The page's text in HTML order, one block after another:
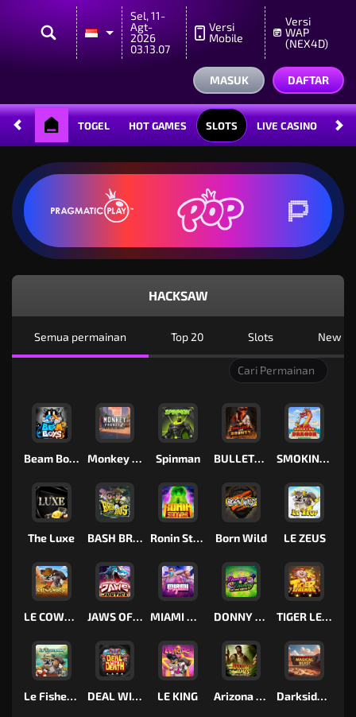
Sel, 11-
Agt-
2026
03.13.07
Versi
Mobile
Versi
WAP
(NEX4D)
MASUK DAFTAR
TOGEL HOT GAMES SLOTS LIVE CASINO
HACKSAW
Semua permainan Top 20 Slots New
Beam Boys Monkey Frenzy 2: Boss is Here! Spinman BULLETS AND BOUNTY SMOKING DRAGON
The Luxe BASH BROS Ronin Stackways Born Wild LE ZEUS
LE COWBOY JAWS OF JUSTICE MIAMI MAYHEM DONNY AND DANNY TIGER LEGENDS
Le Fisherman DEAL WITH DEATH LE KING Arizona James and the Lost Relics Darkside Prairie: Magical Beast